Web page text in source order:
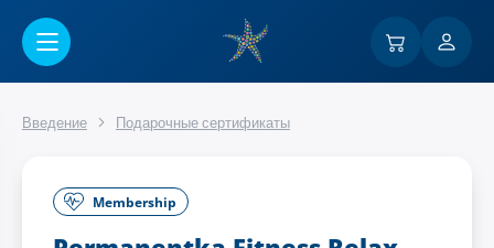
Введение Подарочные сертификаты
Membership